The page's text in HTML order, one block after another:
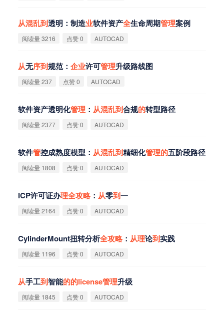
从混乱到透明：制造业软件资产全生命周期管理案例
阅读量 3216 点赞 0 AUTOCAD
从无序到规范： 企业许可管理升级路线图
阅读量 237 点赞 0 AUTOCAD
软件资产透明化管理 ： 从混乱到合规的转型路径
阅读量 2377 点赞 0 AUTOCAD
软件管控成熟度模型： 从混乱到精细化管理的五阶段路径
阅读量 1808 点赞 0 AUTOCAD
ICP许可证办理全攻略 ： 从零到一
阅读量 2164 点赞 0 AUTOCAD
CylinderMount扭转分析全攻略 ： 从理论到实践
阅读量 1196 点赞 0 AUTOCAD
从手工到智能的的license管理升级
阅读量 1845 点赞 0 AUTOCAD